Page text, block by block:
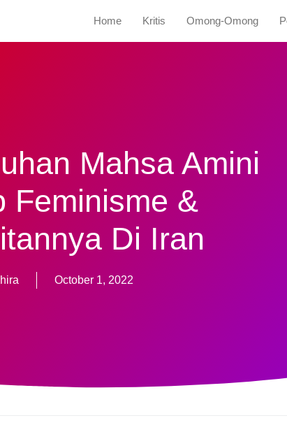
Home Kritis Omong-Omong
Mahsa Amini
Feminisme &
Di Iran
October 1, 2022